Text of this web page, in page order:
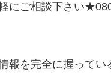
にご相談下さい
報を完全に握ってい